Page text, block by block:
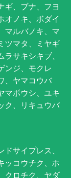
ギ、ブナ、フヨ
オノキ、ボダイ
マルバノキ、マ
ツマタ、ミヤギ
サキシキブ、
ンジ、モクレ
、ヤマコウバ
マボウシ、ユキ
ク、リキュウバ
サイプレス、
ッコウチク、ホ
クロチク、ヤダ